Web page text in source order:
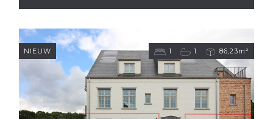
1 1 86,23m²
NIEUW